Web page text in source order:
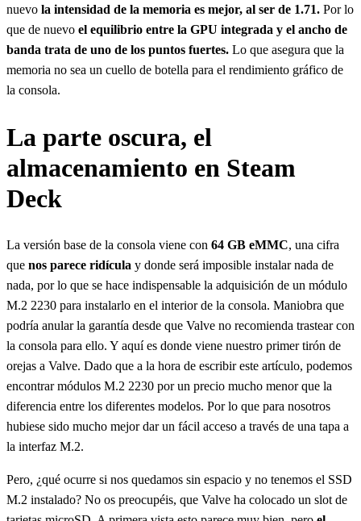
nuevo la intensidad de la memoria es mejor, al ser de 1.71. Por lo
que de nuevo el equilibrio entre la GPU integrada y el ancho de
banda trata de uno de los puntos fuertes. Lo que asegura que la
memoria no sea un cuello de botella para el rendimiento gráfico de
la consola.
La parte oscura, el
almacenamiento en Steam
Deck
La versión base de la consola viene con 64 GB eMMC, una cifra
que nos parece ridícula y donde será imposible instalar nada de
nada, por lo que se hace indispensable la adquisición de un módulo
M.2 2230 para instalarlo en el interior de la consola. Maniobra que
podría anular la garantía desde que Valve no recomienda trastear con
la consola para ello. Y aquí es donde viene nuestro primer tirón de
orejas a Valve. Dado que a la hora de escribir este artículo, podemos
encontrar módulos M.2 2230 por un precio mucho menor que la
diferencia entre los diferentes modelos. Por lo que para nosotros
hubiese sido mucho mejor dar un fácil acceso a través de una tapa a
la interfaz M.2.
Pero, ¿qué ocurre si nos quedamos sin espacio y no tenemos el SSD
M.2 instalado? No os preocupéis, que Valve ha colocado un slot de